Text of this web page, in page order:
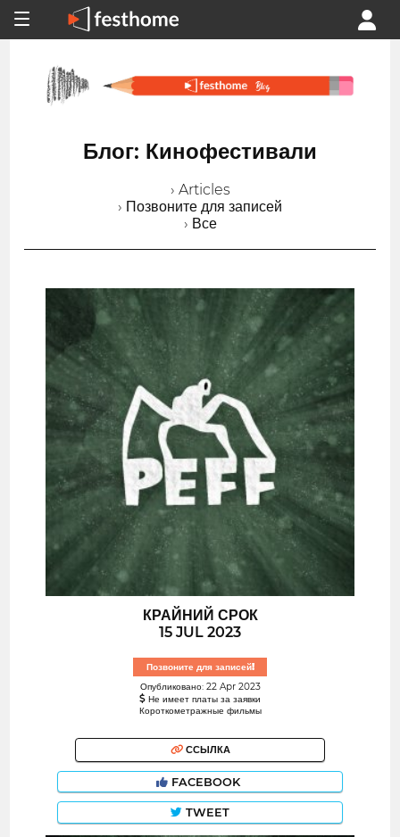
Блог: Кинофестивали
› Articles
› Позвоните для записей
› Все
КРАЙНИЙ СРОК
15 JUL 2023
Позвоните для записей!
Опубликовано: 22 Apr 2023
Не имеет платы за заявки
Короткометражные фильмы
ССЫЛКА
FACEBOOK
TWEET